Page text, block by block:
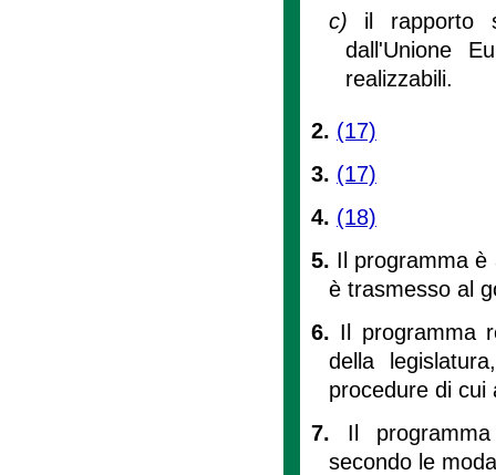
c) il rapporto
dall'Unione
realizzabili.
2. (17)
3. (17)
4. (18)
5. Il programma è
è trasmesso al
6. Il programma
della
procedure di cui
7. Il
secondo le